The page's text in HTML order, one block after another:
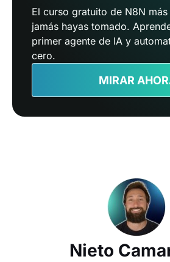
El curso gratuito de N8N
jamás hayas tomado.
primer agente de IA y
cero.
MIRAR
Nieto